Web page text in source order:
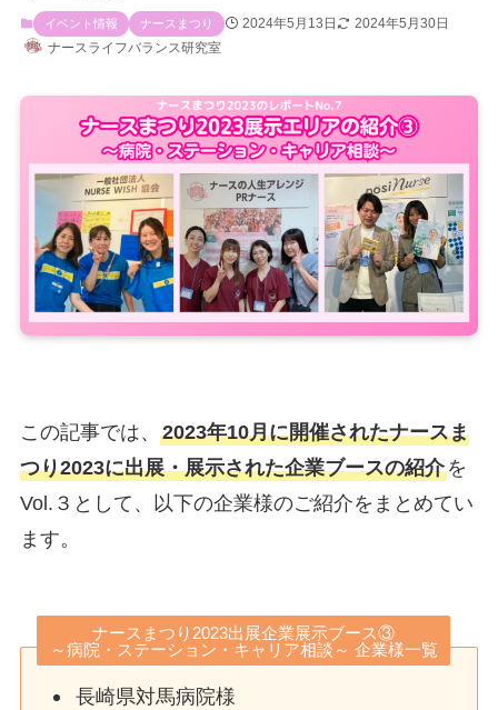
イベント情報 ナースまつり 2024年5月13日
2024年5月30日
ナースライフバランス研究室
この記事では、 2023年10月に開催されたナースま
つり2023に出展・展示された企業ブースの紹介を
Vol.３として、以下の企業様のご紹介をまとめてい
ます。
ナースまつり2023出展企業展示ブース③
～病院・ステーション・キャリア相談～ 企業様一覧
長崎県対馬病院様